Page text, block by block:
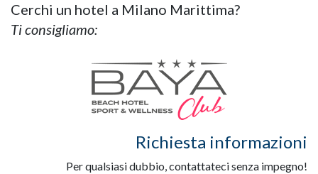
Cerchi un hotel a Milano Marittima?
Ti consigliamo:
Richiesta informazioni
Per qualsiasi dubbio, contattateci senza impegno!